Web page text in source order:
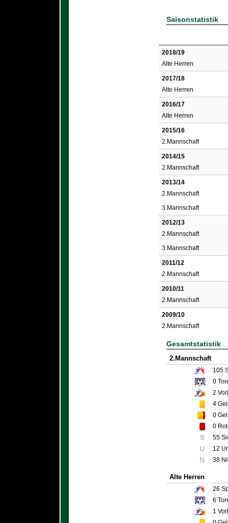
Saisonstatistik
2018/19
Alte Herren
2017/18
Alte Herren
2016/17
Alte Herren
2015/16
2.Mannschaft
2014/15
2.Mannschaft
2013/14
2.Mannschaft
3.Mannschaft
2012/13
2.Mannschaft
3.Mannschaft
2011/12
2.Mannschaft
2010/11
2.Mannschaft
2009/10
2.Mannschaft
Gesamtstatistik
2.Mannschaft
105
0
2
4
0
0
S 55
U 12
N 38
Alte Herren
26
6
1